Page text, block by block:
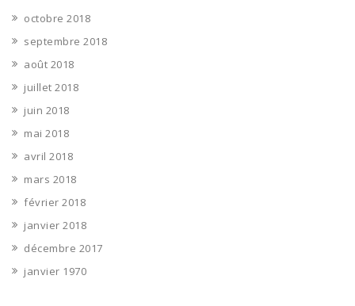
octobre 2018
septembre 2018
août 2018
juillet 2018
juin 2018
mai 2018
avril 2018
mars 2018
février 2018
janvier 2018
décembre 2017
janvier 1970